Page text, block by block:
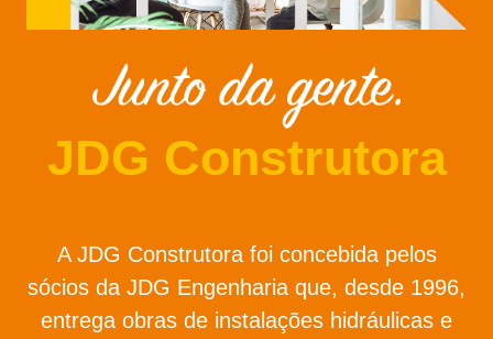
JDG Construtora
A JDG Construtora foi concebida pelos
sócios da JDG Engenharia que, desde 1996,
entrega obras de instalações hidráulicas e